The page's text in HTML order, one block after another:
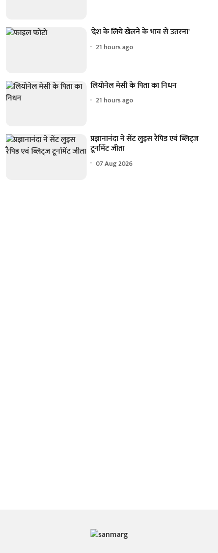
'देश के लिये खेलने के भाव से उतरना'
21 hours ago
लियोनेल मेसी के पिता का निधन
21 hours ago
प्रज्ञानानंदा ने सेंट लुइस रैपिड एवं ब्लिट्ज
टूर्नामेंट जीता
07 Aug 2026